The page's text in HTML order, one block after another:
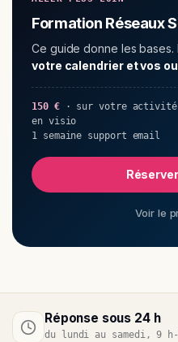
Formation Réseaux
Ce guide donne les bases.
votre calendrier et vos
150 €· sur votre activité
en visio
1 semaine support email
Voir le
Réponse sous 24 h
du lundi au samedi, 9